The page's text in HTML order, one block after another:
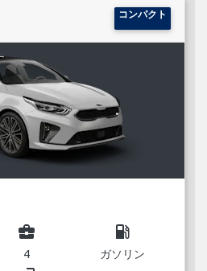
コンパクト
business_center
4
local_gas_station
ガソリン